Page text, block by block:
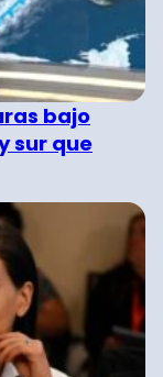
bajo
sur que